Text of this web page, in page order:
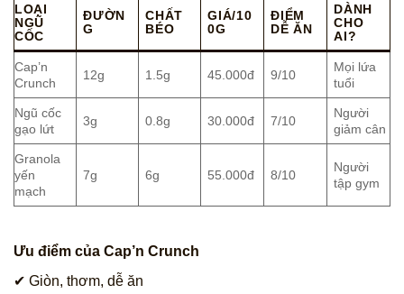
LOẠI
NGŨ
CỐC
ĐƯỜN
G
CHẤT
BÉO
GIÁ/10
0G
ĐIỂM
DỄ ĂN
DÀNH
CHO
AI?
Cap’n
Crunch
12g 1.5g 45.000đ 9/10
Mọi lứa
tuổi
Ngũ cốc
gạo lứt
3g 0.8g 30.000đ 7/10
Người
giảm cân
Granola
yến
mạch
7g 6g 55.000đ 8/10
Người
tập gym
Ưu điểm của Cap’n Crunch
✔ Giòn, thơm, dễ ăn